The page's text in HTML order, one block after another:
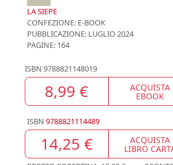
LA SIEPE
CONFEZIONE: E-BOOK
PUBBLICAZIONE: LUGLIO 2024
PAGINE: 164
ISBN 9788821148019
8,99 € ACQUISTA
EBOOK
ISBN 9788821114489
14,25 € ACQUISTA
LIBRO